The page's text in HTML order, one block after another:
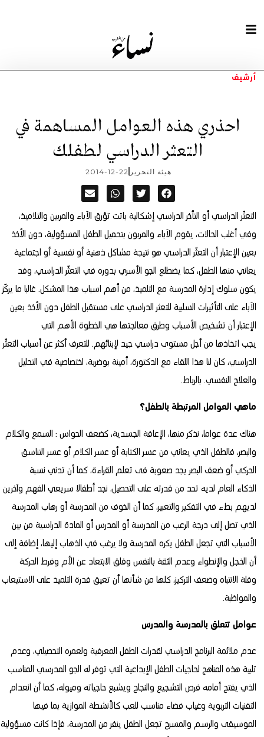
أرشيف
احذري هذه العوامل المساهمة في
التعثر الدراسي لطفلك
هيئة التحرير 2014-12-22
التعثّر الدراسي أو التأخر الدراسي إشكالية باتت تؤرق الآباء والمربين والتلاميذ،
وفي أغلب الحالات، يقوم الآباء والمربون بتحميل الطفل المسؤولية، دون الأخذ
بعين الإعتبار أن التعثّر الدراسي هو نتيجة مشاكل ذهنية أو نفسية أو اجتماعية
يعاني منها الطفل، كما يضطلع الجو الأسري بدوره في التعثّر الدراسي، وقد
يكون سلوك إدارة المدرسة مع التلميذ، من أهم اسباب هذا المشكل. غالبا ما يركّز
الآباء على التأثيرات السلبية للتعثر الدراسي على مستقبل الطفل دون الأخذ بعين
الإعتبار أن تشخيص الأسباب وطرق معالجتها هي الخطوة الأهم التي
يجب اتخاذها من أجل مستوى دراسي جيد لإبنائهم. للتعرف أكثر عن أسباب التعثّر
الدراسي، كان لنا هذا اللقاء مع الدكتورة، أمينة بوضربة، اختصاصية في التحليل
والعلاج النفسي. بالرباط.
ماهي العوامل المرتبطة بالطفل؟
هناك عدة عواما، نذكر منها، الإعاقة الجسدية، كضعف الحواس : السمع والكلام
والبصر، فالطفل الذي يعاني من عسر الكتابة أو عسر الكلام أو عسر التناسق
الحركي أو ضعف البصر يجد صعوبة فى تعلم القراءة، كما أن تدني نسبة
الذكاء العام لديه تحد من قدرته على التحصيل، نجد أطفالا سريعي الفهم وآخرين
لديهم بطء في التفكير والتعبير، كما أن الخوف من المدرسة أو رهاب المدرسة
الذي تصل إلى درجة الرعب من المدرسة أو المدرس أو المادة الدراسية من بين
الأسباب التي تجعل الطفل يكره المدرسة ولا يرغب في الذهاب إليها، إضافة إلى
أن الخجل والإنطواء وعدم الثقة بالنفس وقلق الابتعاد عن الأم وفرط الحركة
وقلة الانتباه وضعف التركيز، كلها من شأنها أن تعيق قدرة التلميذ على الاستيعاب
والمواظبة.
عوامل تتعلق بالمدرسة والمدرس
عدم ملائمة البرنامج الدراسي لقدرات الطفل المعرفية ولعمره التحصيلي، وعدم
تلبية هذه المناهج لحاجيات الطفل الإبداعية التي توفر له الجو المدرسي المناسب
الذي يفتح أمامه فرص التشجيع والنجاح ويشبع حاجياته وميوله، كما أن انعدام
التقنيات التربوية وغياب فضاء مناسب للعب كالأنشطة الموازية بما فيها
الموسيقى والرسم والمسرح تجعل الطفل ينفر من المدرسة، فإذا كانت مسؤولية